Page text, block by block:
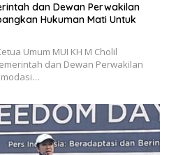
dan Dewan Perwakilan
Hukuman Mati Untuk
Umum MUI KH M Cholil
dan Dewan Perwakilan